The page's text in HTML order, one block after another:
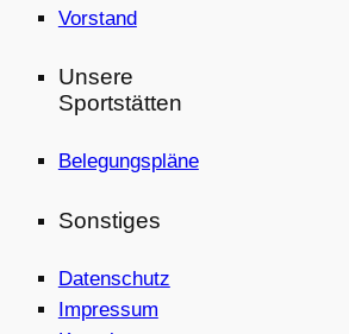
Vorstand
Unsere
Sportstätten
Belegungspläne
Sonstiges
Datenschutz
Impressum